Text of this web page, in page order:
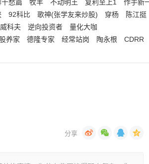
愁篇 牧羊 不动明王 复利至上1 作手新
92科比 歌神(张学友来炒股) 穿杨 陈江挺
威科夫 逆向投资者
量化大咖
养家 德隆专家 经常站岗 陶永根 CDRR